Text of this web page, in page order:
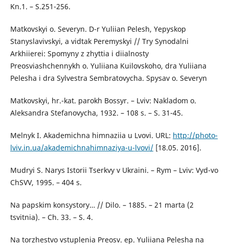
Kn.1. – S.251-256.
Matkovskyi o. Severyn. D-r Yuliian Pelesh, Yepyskop
Stanyslavivskyi, a vidtak Peremyskyi // Try Synodalni
Arkhiierei: Spomyny z zhyttia i diialnosty
Preosviashchennykh o. Yuliiana Kuilovskoho, dra Yuliiana
Pelesha i dra Sylvestra Sembratovycha. Spysav o. Severyn
Matkovskyi, hr.-kat. parokh Bossyr. – Lviv: Nakladom o.
Aleksandra Stefanovycha, 1932. – 108 s. – S. 31-45.
Melnyk I. Akademichna himnaziia u Lvovi. URL: http://photo-
lviv.in.ua/akademichnahimnaziya-u-lvovi/[18.05. 2016].
Mudryi S. Narys Istorii Tserkvy v Ukraini. – Rym – Lviv: Vyd-vo
ChSVV, 1995. – 404 s.
Na papskim konsystory… // Dilo. – 1885. – 21 marta (2
tsvitnia). – Ch. 33. – S. 4.
Na torzhestvo vstuplenia Preosv. ep. Yuliiana Pelesha na